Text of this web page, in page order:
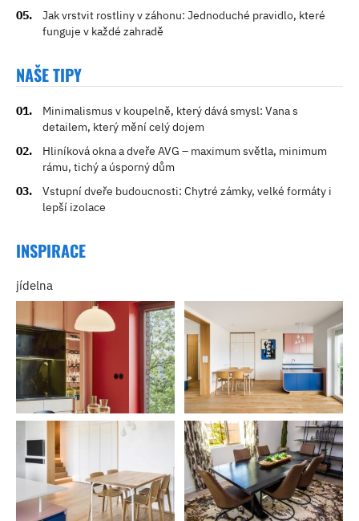
Jak vrstvit rostliny v záhonu: Jednoduché pravidlo, které
funguje v každé zahradě
NAŠE TIPY
Minimalismus v koupelně, který dává smysl: Vana s
detailem, který mění celý dojem
Hliníková okna a dveře AVG – maximum světla, minimum
rámu, tichý a úsporný dům
Vstupní dveře budoucnosti: Chytré zámky, velké formáty i
lepší izolace
INSPIRACE
jídelna